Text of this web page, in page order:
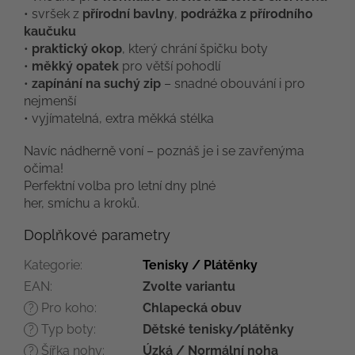
• svršek z přírodní bavlny, podrážka z přírodního
kaučuku
• praktický okop, který chrání špičku boty
• měkký opatek pro větší pohodlí
• zapínání na suchý zip – snadné obouvání i pro
nejmenší
• vyjímatelná, extra měkká stélka
Navíc nádherně voní – poznáš je i se zavřenýma
očima!
Perfektní volba pro letní dny plné
her, smíchu a kroků.
Doplňkové parametry
Kategorie:
Tenisky / Plátěnky
EAN: Zvolte variantu
? Pro koho: Chlapecká obuv
? Typ boty: Dětské tenisky/plátěnky
? Šířka nohy: Úzká / Normální noha